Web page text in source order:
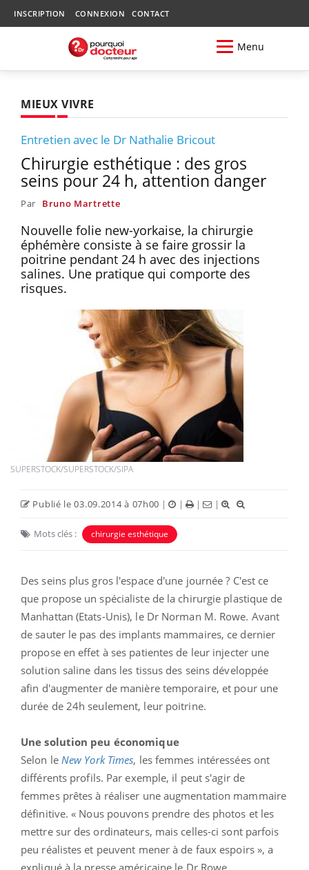
INSCRIPTION CONNEXION CONTACT
Menu
MIEUX VIVRE
Entretien avec le Dr Nathalie Bricout
Chirurgie esthétique : des gros
seins pour 24 h, attention danger
Bruno Martrette
Nouvelle folie new-yorkaise, la chirurgie
éphémère consiste à se faire grossir la
poitrine pendant 24 h avec des injections
salines. Une pratique qui comporte des
risques.
SUPERSTOCK/SUPERSTOCK/SIPA
Publié le 03.09.2014 à 07h00| | | |
Mots clés : chirurgie esthétique
Des seins plus gros l'espace d'une journée ? C'est ce
que propose un spécialiste de la chirurgie plastique de
Manhattan (Etats-Unis), le Dr Norman M. Rowe. Avant
de sauter le pas des implants mammaires, ce dernier
propose en effet à ses patientes de leur injecter une
solution saline dans les tissus des seins développée
afin d'augmenter de manière temporaire, et pour une